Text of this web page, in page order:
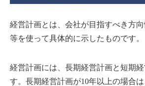
経営計画とは、会社が目指すべき方
等を使って具体的に示したものです。
経営計画には、長期経営計画と短期
す。長期経営計画が10年以上の場合